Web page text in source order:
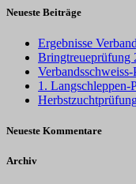
Neueste Beiträge
Ergebnisse
Bringtreueprüfung
1. Langschleppen-
Neueste Kommentare
Archiv